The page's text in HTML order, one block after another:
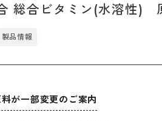
総合ビタミン(水溶性)
製品情報
が一部変更のご案内